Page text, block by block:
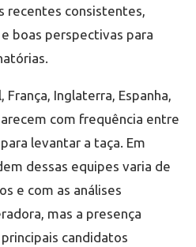
recentes consistentes,
boas perspectivas para
Inglaterra, Espanha,
com frequência entre
levantar a taça. Em
dessas equipes varia de
e com as análises
mas a presença
candidatos